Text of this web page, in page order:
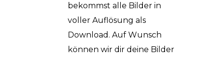
bekommst alle Bilder in
voller Auflösung als
Download. Auf Wunsch
können wir dir deine Bilder